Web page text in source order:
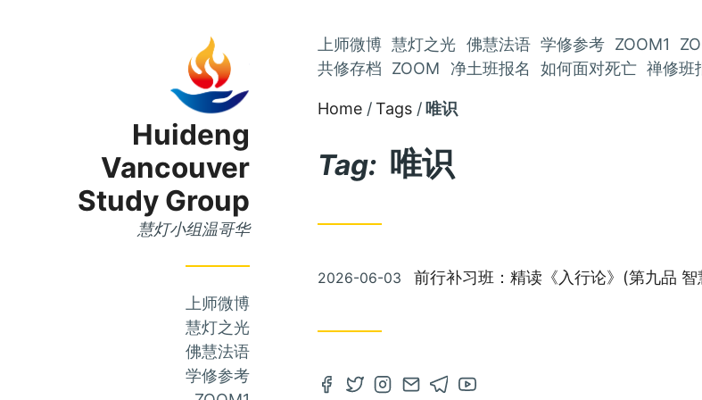
Huideng
Vancouver
Study Group
慧灯小组温哥华
上师微博
慧灯之光
佛慧法语
学修参考
Skip
Content
上师微博 慧灯之光 佛慧法语 学修参考 ZOOM1
共修存档
ZOOM 净土班报名 如何面对死亡 禅修班
Home Tags 唯识
Tag: 唯识
Posted
2026-06-03 前行补习班：精读《入行论》(第九品
OpenOpenOpenContact
OpenOpen